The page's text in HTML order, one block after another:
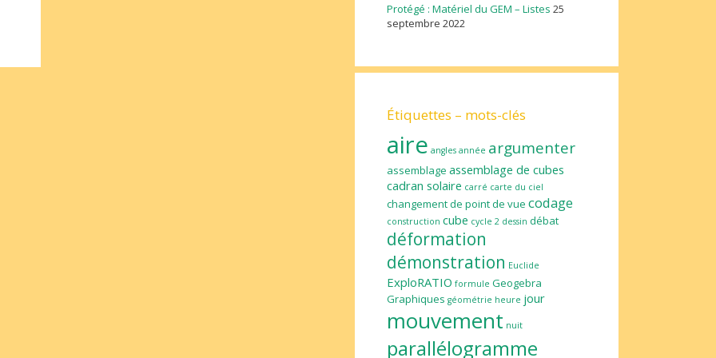
Protégé : Matériel du GEM – Listes 25
septembre 2022
Étiquettes – mots-clés
aire angles année argumenter
assemblage assemblage de cubes
cadran solaire carré carte du ciel
changement de point de vue codage
construction cube cycle 2 dessin débat
déformation
démonstration Euclide
ExploRATIO formule Geogebra
Graphiques géométrie heure jour
mouvement nuit
parallélogramme